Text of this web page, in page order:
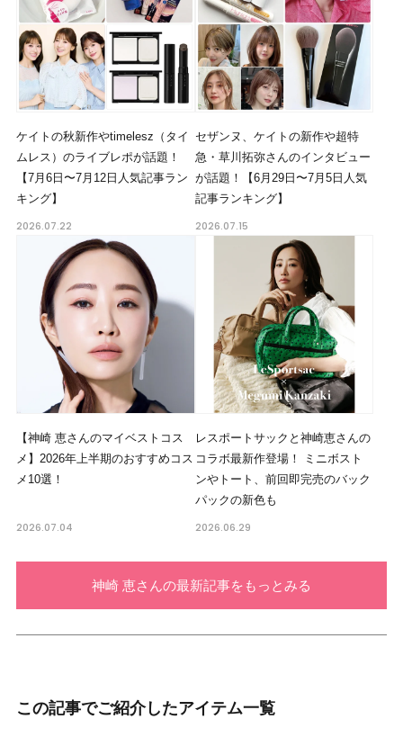
ケイトの秋新作やtimelesz（タイ
ムレス）のライブレポが話題！
【7月6日〜7月12日人気記事ラン
キング】
2026.07.22
セザンヌ、ケイトの新作や超特
急・草川拓弥さんのインタビュー
が話題！【6月29日〜7月5日人気
記事ランキング】
2026.07.15
【神崎 恵さんのマイベストコス
メ】2026年上半期のおすすめコス
メ10選！
2026.07.04
レスポートサックと神崎恵さんの
コラボ最新作登場！ ミニボスト
ンやトート、前回即完売のバック
パックの新色も
2026.06.29
神崎 恵さんの最新記事をもっとみる
この記事でご紹介したアイテム一覧